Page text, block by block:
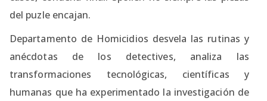
del puzle encajan.
Departamento de Homicidios desvela las rutinas y
anécdotas de los detectives, analiza las
transformaciones tecnológicas, científicas y
humanas que ha experimentado la investigación de